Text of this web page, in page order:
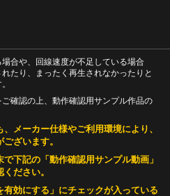
合や、回線速度が不足している場合
たり、まったく再生されなかったりと
確認の上、動作確認用サンプル作品の
メーカー仕様やご利用環境により、
ざいます。
下記の「動作確認用サンプル動画」
ださい。
効にする」にチェックが入っている